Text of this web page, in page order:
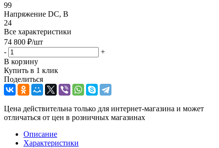
99
Напряжение DC, В
24
Все характеристики
74 800 ₽/шт
-
+
В корзину
Купить в 1 клик
Поделиться
Цена действительна только для интернет-магазина и может
отличаться от цен в розничных магазинах
Описание
Характеристики